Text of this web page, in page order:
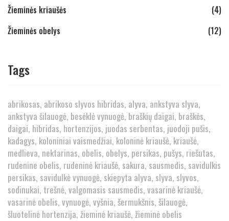
Žieminės kriaušės
(4)
Žieminės obelys
(12)
Tags
abrikosas abrikoso slyvos hibridas alyva ankstyva slyva
ankstyva šilauogė besėklė vynuogė braškių daigai braškės
daigai hibridas hortenzijos juodas serbentas juodoji pušis
kadagys koloniniai vaismedžiai koloninė kriaušė kriaušė
medlieva nektarinas obelis obelys persikas pušys riešutas
rudenine obelis rudeninė kriaušė sakura sausmedis savidulkis
persikas savidulkė vynuogė skiepyta alyva slyva slyvos
sodinukai trešnė valgomasis sausmedis vasarinė kriaušė
vasarinė obelis vynuogė vyšnia šermukšnis šilauogė
šluotelinė hortenzija žieminė kriaušė žieminė obelis